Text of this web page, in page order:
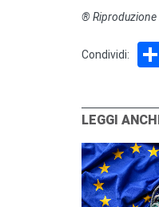
® Riproduzione
Condividi:
LEGGI